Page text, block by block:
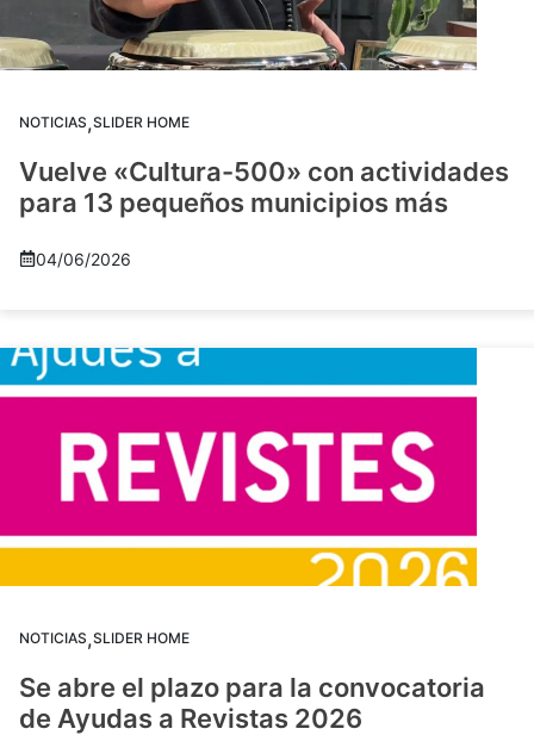
NOTICIAS,SLIDER HOME
Vuelve «Cultura-500» con actividades
para 13 pequeños municipios más
04/06/2026
NOTICIAS,SLIDER HOME
Se abre el plazo para la convocatoria
de Ayudas a Revistas 2026